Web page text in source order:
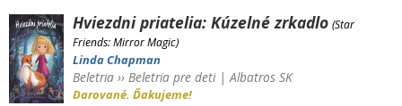
Hviezdni priatelia: Kúzelné zrkadlo (Star
Friends: Mirror Magic)
Linda Chapman
Beletria ›› Beletria pre deti|Albatros SK
Darované. Ďakujeme!